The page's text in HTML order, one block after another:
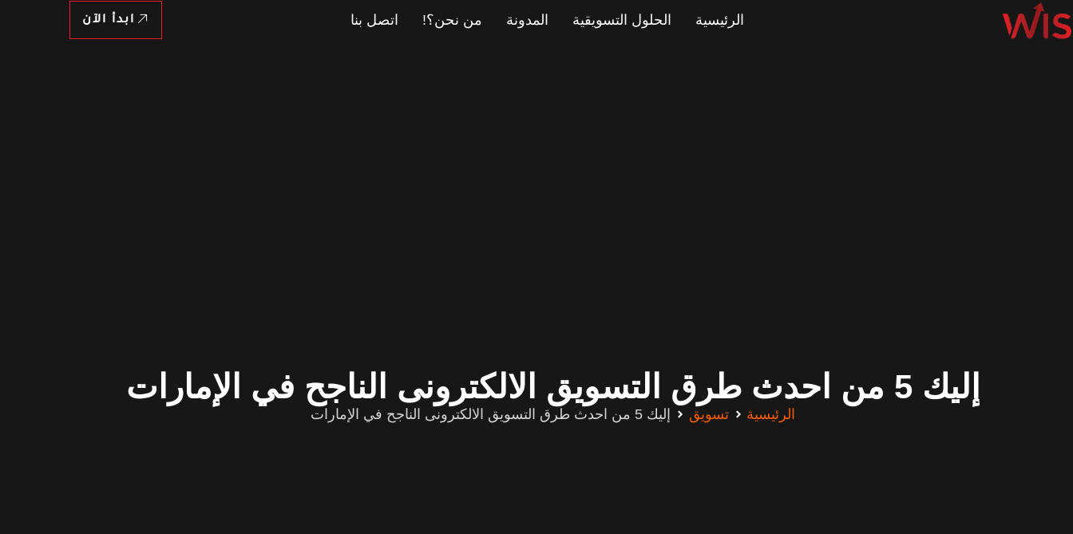
الرئيسية الحلول التسويقية المدونة من نحن؟! اتصل بنا ابدأ الآن
إليك 5 من احدث طرق التسويق الالكترونى الناجح في الإمارات
الرئيسية تسويق إليك 5 من احدث طرق التسويق الالكترونى الناجح في الإمارات